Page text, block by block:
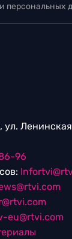
персональных
ул.
96
eu@rtvi.com